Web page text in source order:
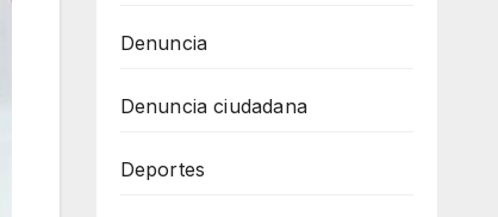
Denuncia
Denuncia ciudadana
Deportes